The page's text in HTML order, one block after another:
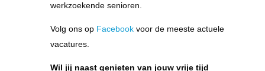
werkzoekende senioren.
Volg ons op Facebook voor de meeste actuele
vacatures.
Wil jij naast genieten van jouw vrije tijd